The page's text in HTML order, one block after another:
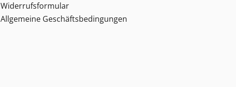
Widerrufsformular
Allgemeine Geschäftsbedingungen